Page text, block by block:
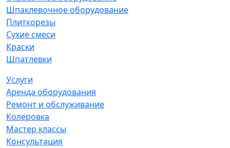
Шпаклевочное оборудование
Плиткорезы
Сухие смеси
Краски
Шпатлевки
Услуги
Аренда оборудования
Ремонт и обслуживание
Колеровка
Мастер классы
Консультация